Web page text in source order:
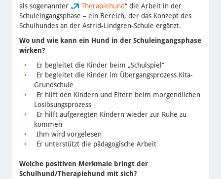
als sogenannter „
Therapiehund“ die Arbeit in der
Schuleingangsphase – ein Bereich, der das Konzept des
Schulhundes an der Astrid-Lindgren-Schule ergänzt.
Wo und wie kann ein Hund in der Schuleingangsphase
wirken?
Er begleitet die Kinder beim „Schulspiel“
Er begleitet die Kinder im Übergangsprozess Kita-
Grundschule
Er hilft den Kindern und Eltern beim morgendlichen
Loslösungsprozess
Er hilft aufgeregten Kindern wieder zur Ruhe zu
kommen
Ihm wird vorgelesen
Er unterstützt die pädagogische Arbeit
Welche positiven Merkmale bringt der
Schulhund/Therapiehund mit sich?